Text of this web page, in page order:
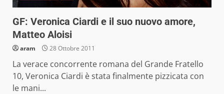
GF: Veronica Ciardi e il suo nuovo amore,
Matteo Aloisi
aram 28 Ottobre 2011
La verace concorrente romana del Grande Fratello
10, Veronica Ciardi è stata finalmente pizzicata con
le mani...